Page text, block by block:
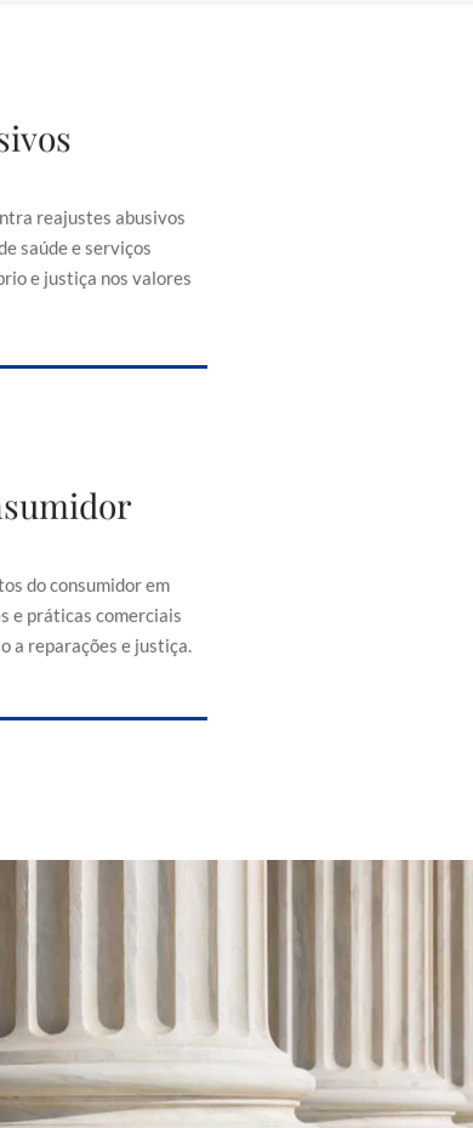
reajustes abusivos
saúde e serviços
e justiça nos valores
equilíbrio e
cobrados.
do consumidor em
e práticas comerciais
a reparações e justiça.
acesso a